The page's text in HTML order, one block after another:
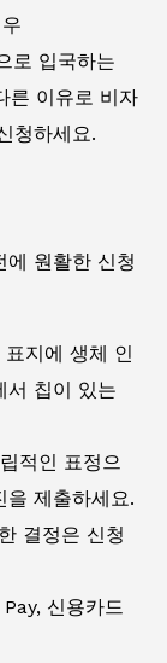
로 입국하는
른 이유로 비자
청하세요.
에 원활한 신청
지에 생체 인
서 칩이 있는
적인 표정으
을 제출하세요.
결정은 신청
신용카드